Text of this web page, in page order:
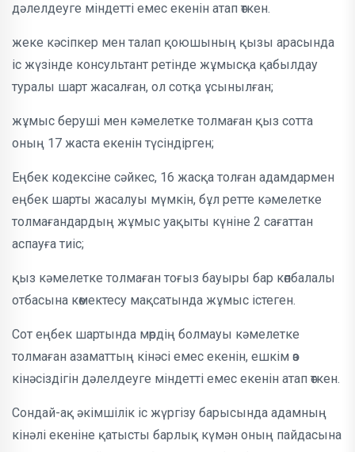
дәлелдеуге міндетті емес екенін атап өткен.
жеке кәсіпкер мен талап қоюшының қызы арасында
іс жүзінде консультант ретінде жұмысқа қабылдау
туралы шарт жасалған, ол сотқа ұсынылған;
жұмыс беруші мен кәмелетке толмаған қыз сотта
оның 17 жаста екенін түсіндірген;
Еңбек кодексіне сәйкес, 16 жасқа толған адамдармен
еңбек шарты жасалуы мүмкін, бұл ретте кәмелетке
толмағандардың жұмыс уақыты күніне 2 сағаттан
аспауға тиіс;
қыз кәмелетке толмаған тоғыз бауыры бар көпбалалы
отбасына көмектесу мақсатында жұмыс істеген.
Сот еңбек шартында мөрдің болмауы кәмелетке
толмаған азаматтың кінәсі емес екенін, ешкім өз
кінәсіздігін дәлелдеуге міндетті емес екенін атап өткен.
Сондай-ақ әкімшілік іс жүргізу барысында адамның
кінәлі екеніне қатысты барлық күмән оның пайдасына